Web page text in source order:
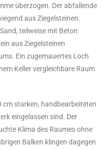
überzogen. Der abfallende
aus Ziegelsteinen.
teilweise mit Beton
aus Ziegelsteinen
Ein zugemauertes Loch
Keller vergleichbare Raum
cm starken, handbearbeiteten
eingelassen sind. Der
Klima des Raumes ohne
Balken klingen dagegen